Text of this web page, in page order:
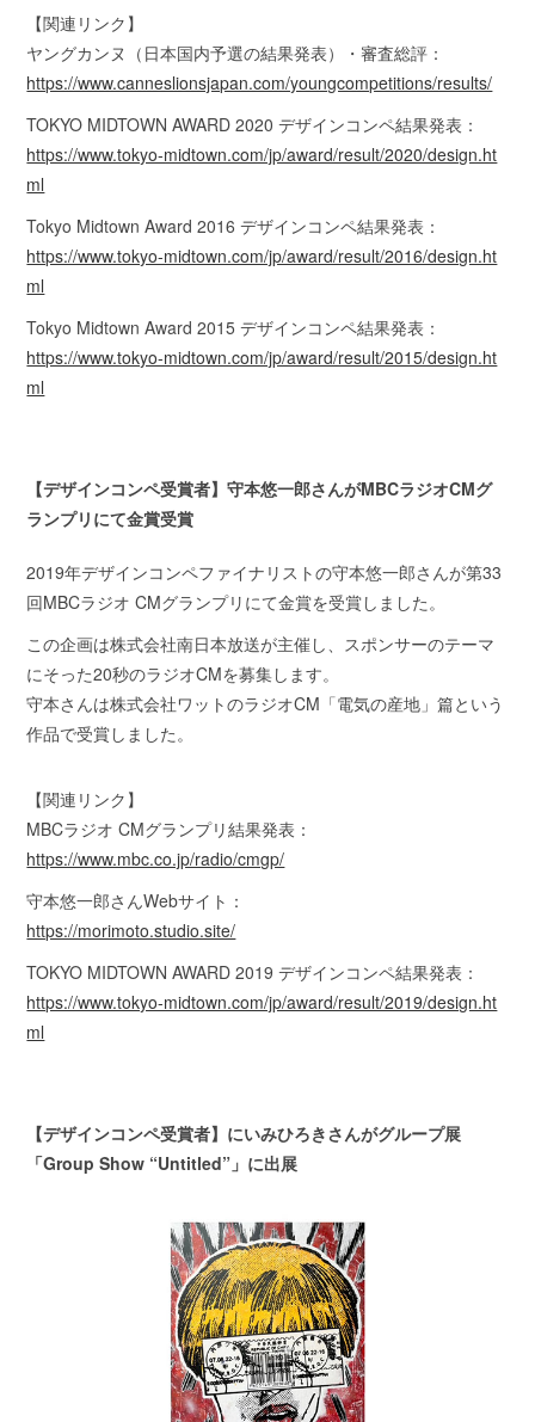
【関連リンク】
ヤングカンヌ（日本国内予選の結果発表）・審査総評：
https://www.canneslionsjapan.com/youngcompetitions/results/
TOKYO MIDTOWN AWARD 2020 デザインコンペ結果発表：
https://www.tokyo-midtown.com/jp/award/result/2020/design.ht
ml
Tokyo Midtown Award 2016 デザインコンペ結果発表：
https://www.tokyo-midtown.com/jp/award/result/2016/design.ht
ml
Tokyo Midtown Award 2015 デザインコンペ結果発表：
https://www.tokyo-midtown.com/jp/award/result/2015/design.ht
ml
【デザインコンペ受賞者】守本悠一郎さんがMBCラジオCMグ
ランプリにて金賞受賞
2019年デザインコンペファイナリストの守本悠一郎さんが第33
回MBCラジオ CMグランプリにて金賞を受賞しました。
この企画は株式会社南日本放送が主催し、スポンサーのテーマ
にそった20秒のラジオCMを募集します。
守本さんは株式会社ワットのラジオCM「電気の産地」篇という
作品で受賞しました。
【関連リンク】
MBCラジオ CMグランプリ結果発表：
https://www.mbc.co.jp/radio/cmgp/
守本悠一郎さんWebサイト：
https://morimoto.studio.site/
TOKYO MIDTOWN AWARD 2019 デザインコンペ結果発表：
https://www.tokyo-midtown.com/jp/award/result/2019/design.ht
ml
【デザインコンペ受賞者】にいみひろきさんがグループ展
「Group Show “Untitled”」に出展